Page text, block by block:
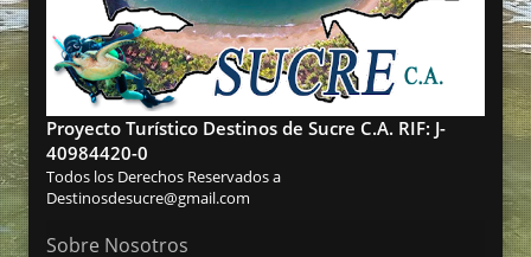
Proyecto Turístico Destinos de Sucre C.A. RIF: J-
40984420-0
Todos los Derechos Reservados a
Destinosdesucre@gmail.com
Sobre Nosotros